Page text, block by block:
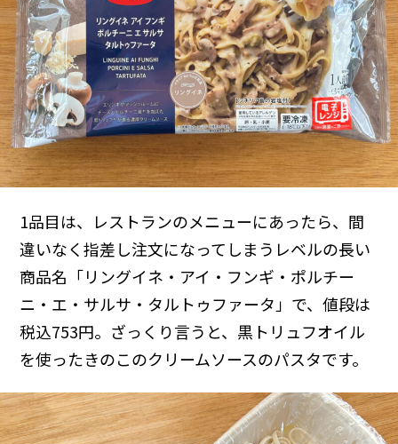
1品目は、レストランのメニューにあったら、間
違いなく指差し注文になってしまうレベルの長い
商品名「リングイネ・アイ・フンギ・ポルチー
ニ・エ・サルサ・タルトゥファータ」で、値段は
税込753円。ざっくり言うと、黒トリュフオイル
を使ったきのこのクリームソースのパスタです。